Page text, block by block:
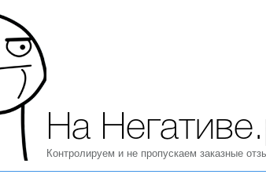
На
Контролируем и не пропускаем заказные